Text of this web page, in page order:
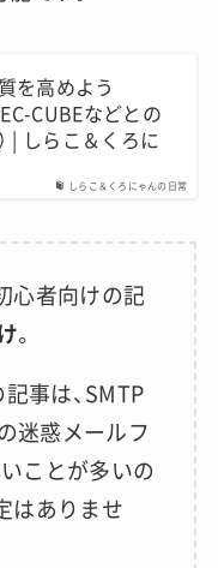
しらこ＆くろにゃんの日常
を高めよう
EC-CUBEなどとの
| しらこ＆くろに
心者向けの記
。
事は、SMTP
迷惑メールフ
ことが多いの
はありませ